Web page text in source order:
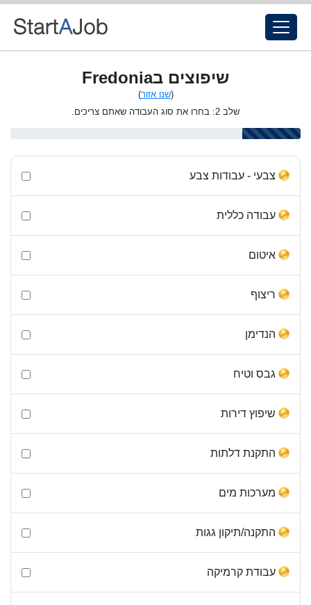
שיפוצים בFredonia
(שנו אזור)
שלב 2: בחרו את סוג העבודה שאתם צריכים.
צבעי - עבודות צבע
עבודה כללית
איטום
ריצוף
הנדימן
גבס וטיח
שיפוץ דירות
התקנת דלתות
מערכות מים
התקנה/תיקון גגות
עבודת קרמיקה